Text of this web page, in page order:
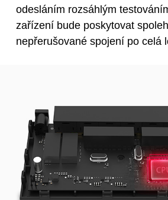
odesláním rozsáhlým
zařízení bude poskytovat
nepřerušované spojení po celá